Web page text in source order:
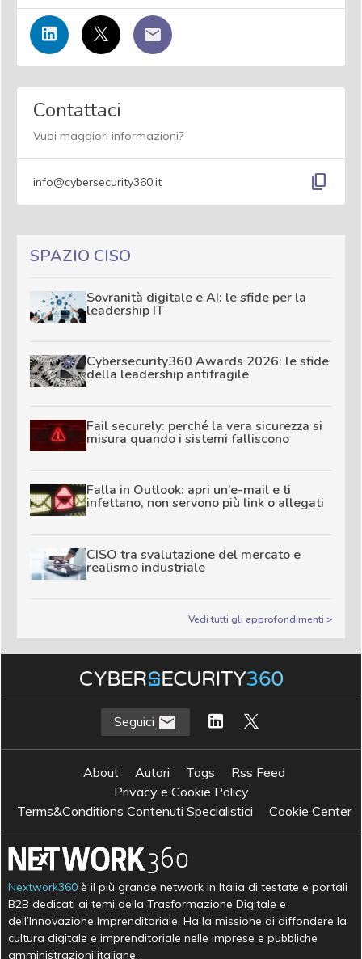
Contattaci
Vuoi maggiori informazioni?
info@cybersecurity360.it content_copy
SPAZIO CISO
Sovranità digitale e AI: le sfide per la
leadership IT
Cybersecurity360 Awards 2026: le sfide
della leadership antifragile
Fail securely: perché la vera sicurezza si
misura quando i sistemi falliscono
Falla in Outlook: apri un’e-mail e ti
infettano, non servono più link o allegati
CISO tra svalutazione del mercato e
realismo industriale
Vedi tutti gli approfondimenti >
Seguici
About Autori Tags
Rss Feed
Privacy e Cookie Policy
Terms&Conditions Contenuti Specialistici
Cookie Center
Nextwork360 è il più grande network in Italia di testate e portali
B2B dedicati ai temi della Trasformazione Digitale e
dell’Innovazione Imprenditoriale. Ha la missione di diffondere la
cultura digitale e imprenditoriale nelle imprese e pubbliche
amministrazioni italiane.